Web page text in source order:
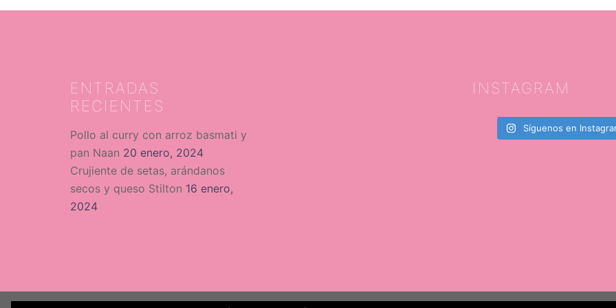
ENTRADAS
RECIENTES
Pollo al curry con arroz basmati y
pan Naan 20 enero, 2024
Crujiente de setas, arándanos
secos y queso Stilton 16 enero,
2024
INSTAGRAM
Síguenos en